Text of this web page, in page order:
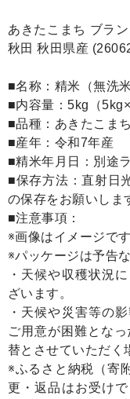
あきたこまち ブラ
秋田 秋田県産
■名称：精米（無洗米
■内容量：5kg（
■品種：あきたこまち
■産年：令和7年産
■精米年月日：別途
■保存方法：直射日
の保存をお願いしま
■注意事項：
※画像はイメージです
※パッケージは予告
・天候や収穫状況
ざいます。
・天候や災害等の
ご用意が困難とな
替とさせていただく
※ふるさと納税（寄
更・返品はお受け